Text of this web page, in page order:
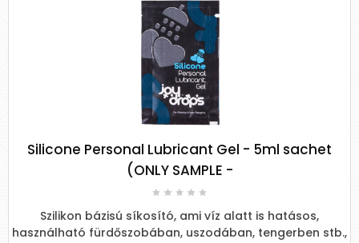
Silicone Personal Lubricant Gel - 5ml sachet
(ONLY SAMPLE -
Szilikon bázisú síkosító, ami víz alatt is hatásos,
használható fürdőszobában, uszodában, tengerben stb.,